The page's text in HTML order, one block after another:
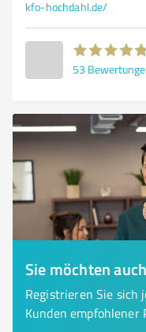
kfo-hochdahl.de/
53
Sie möchten
Registrieren Sie sich
Kunden empfohlener